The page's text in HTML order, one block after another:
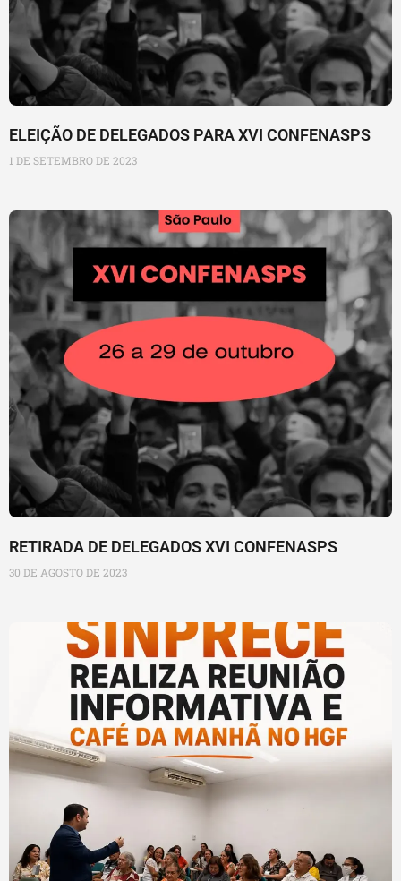
ELEIÇÃO DE DELEGADOS PARA XVI CONFENASPS
1 DE SETEMBRO DE 2023
RETIRADA DE DELEGADOS XVI CONFENASPS
30 DE AGOSTO DE 2023